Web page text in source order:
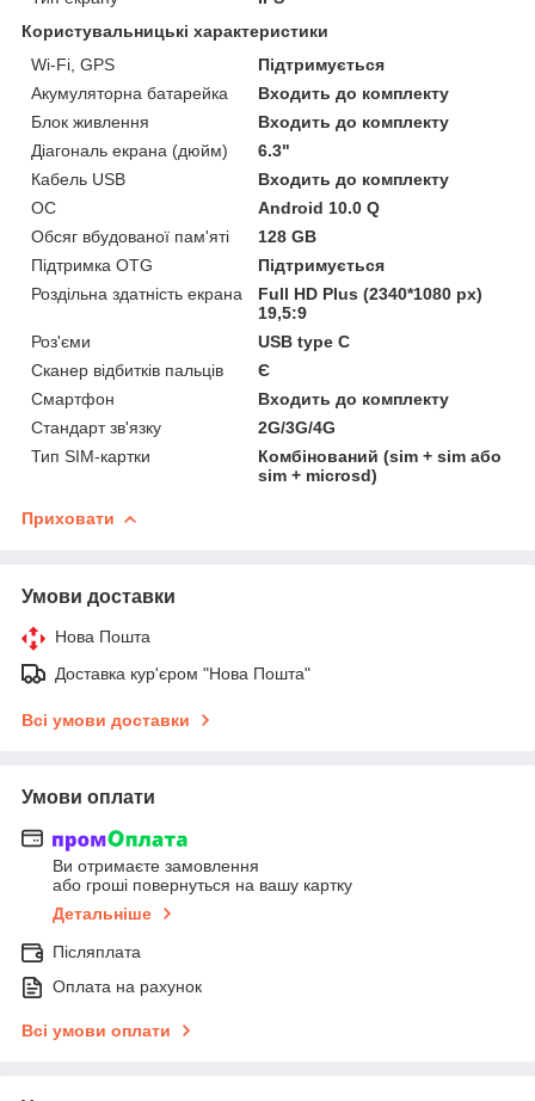
Користувальницькі характеристики
Wi-Fi, GPS
Підтримується
Акумуляторна батарейка
Входить до комплекту
Блок живлення
Входить до комплекту
Діагональ екрана (дюйм)
6.3"
Кабель USB
Входить до комплекту
ОС
Android 10.0 Q
Обсяг вбудованої пам'яті
128 GB
Підтримка OTG
Підтримується
Роздільна здатність екрана
Full HD Plus (2340*1080 px)
19,5:9
Роз'єми
USB type C
Сканер відбитків пальців
Є
Смартфон
Входить до комплекту
Стандарт зв'язку
2G/3G/4G
Тип SIM-картки
Комбінований (sim + sim або
sim + microsd)
Приховати
Умови доставки
Нова Пошта
Доставка кур'єром "Нова Пошта"
Всі умови доставки
Умови оплати
Ви отримаєте замовлення
або гроші повернуться на вашу картку
Детальніше
Післяплата
Оплата на рахунок
Всі умови оплати